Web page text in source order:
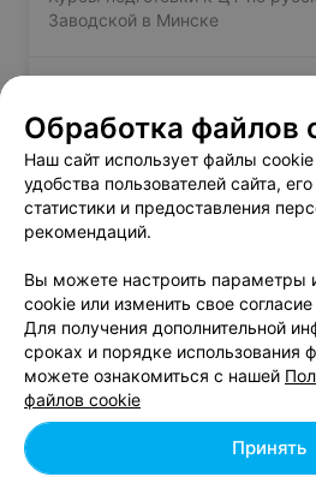
Заводской в Минске
Заводской в Минске
Курсы парикмахеров -
Минске
Добавить
Обработка файлов
Наш сайт использует файлы
удобства пользователей сайта,
статистики и предоставления
рекомендаций.
Вы можете настроить параметры
cookie или изменить свое
Для получения дополнительной
сроках и порядке использования
можете ознакомиться с нашей
файлов cookie
Принять